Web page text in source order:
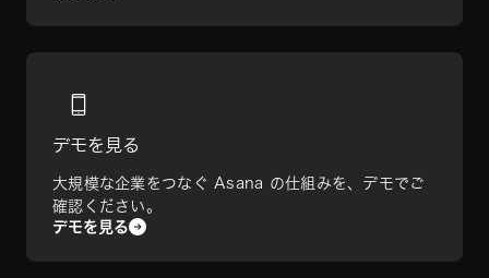
デモを見る
大規模な企業をつなぐ Asana の仕組みを、デモでご
確認ください。
デモを見る